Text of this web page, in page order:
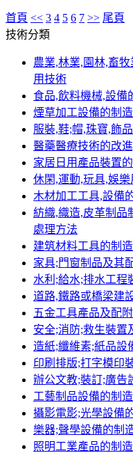
首頁 << 3 4 5 6 7 >> 尾頁
技術分類
農業,林業,園林,畜
用技術
食品,飲料機械,設備
煙草加工設備的制
服裝,鞋;帽,珠寶,飾
醫藥醫療技術的改
家居日用產品裝置
休閑,運動,玩具,娛
木材加工工具,設備
紡織,織造,皮革制品
處理方法
建筑材料工具的制
家具;門窗制品及其
水利;給水;排水工程
道路,鐵路或橋梁建
五金工具產品及配
安全;消防;救生裝置
造紙;纖維素;紙品設
印刷排版;打字模印
辦公文教;裝訂;廣告
工藝制品設備的制
攝影電影;光學設備
樂器;聲學設備的制
照明工業產品的制